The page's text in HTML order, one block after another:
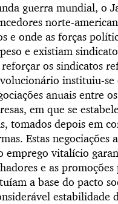
guerra mundial, o
norte-
e onde as forças
e existiam
os sindicatos
instituiu-se
anuais entre
em que se
tomados depois em
Estas negociações
emprego vitalício
e as
a base do pacto
estabilidade